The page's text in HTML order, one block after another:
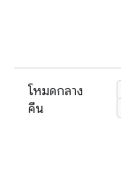
โหมดกลาง
คืน